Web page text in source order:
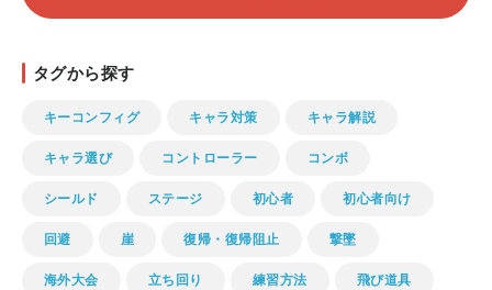
タグから探す
キーコンフィグ キャラ対策 キャラ解説
キャラ選び コントローラー コンボ
シールド ステージ 初心者 初心者向け
回避 崖 復帰・復帰阻止 撃墜
海外大会 立ち回り 練習方法 飛び道具